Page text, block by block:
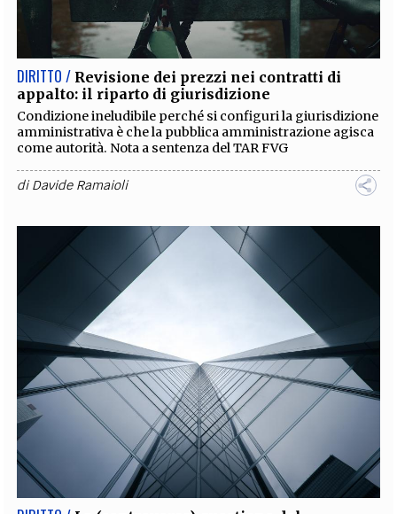
EXTRA
CODICI RUBRICHE LIBRI PROCEEDINGS PUBBLICITÀ CONTATTI
SOCIAL MEDIA
DIRITTO / Revisione dei prezzi nei contratti di
appalto: il riparto di giurisdizione
Condizione ineludibile perché si configuri la giurisdizione
amministrativa è che la pubblica amministrazione agisca
come autorità. Nota a sentenza del TAR FVG
diDavide Ramaioli